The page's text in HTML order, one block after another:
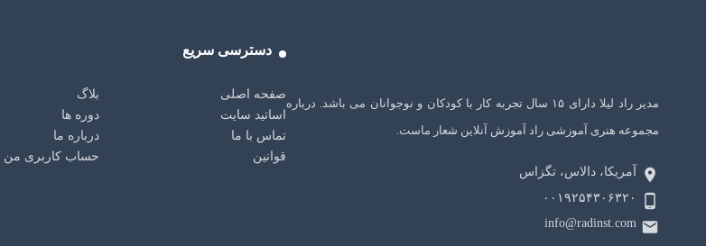
مدیر راد لیلا دارای ۱۵ سال تجربه کار با کودکان و نوجوانان می باشد. درباره
مجموعه هنری آموزشی راد آموزش آنلاین شعار ماست.
آمریکا، دالاس، تگزاس
۰۰۱۹۲۵۴۳۰۶۳۲۰
info@radinst.com
دسترسی سریع
صفحه اصلی
بلاگ
اساتید سایت
دوره ها
تماس با ما
درباره ما
قوانین
حساب کاربری من